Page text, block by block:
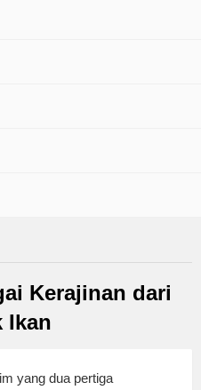
Kerajinan dari
Ikan
yang dua pertiga